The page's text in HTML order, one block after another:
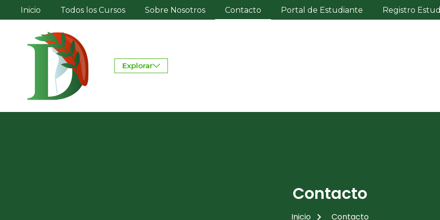
Inicio Todos los Cursos Sobre Nosotros Contacto Portal de Estudiante Registro
Explorar
Contacto
Inicio Contacto